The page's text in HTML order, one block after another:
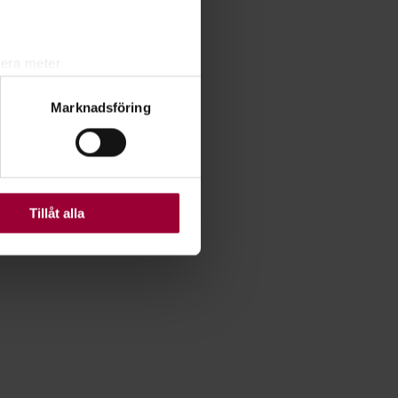
meter
. Du kan ändra
Vissa kakor är
Marknadsföring
Tillåt alla